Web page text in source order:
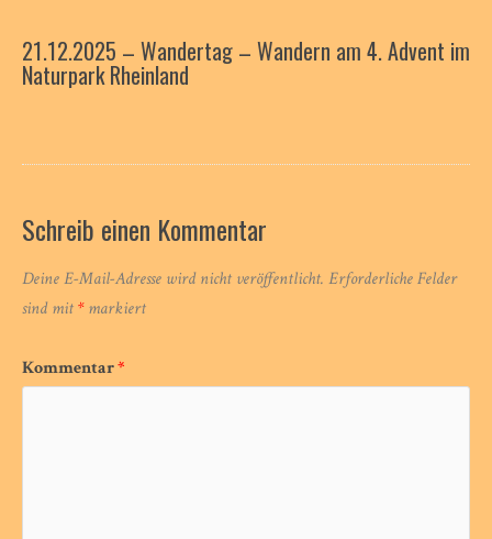
21.12.2025 – Wandertag – Wandern am 4. Advent im
Naturpark Rheinland
Schreib einen Kommentar
Deine E-Mail-Adresse wird nicht veröffentlicht. Erforderliche Felder
sind mit*markiert
Kommentar*